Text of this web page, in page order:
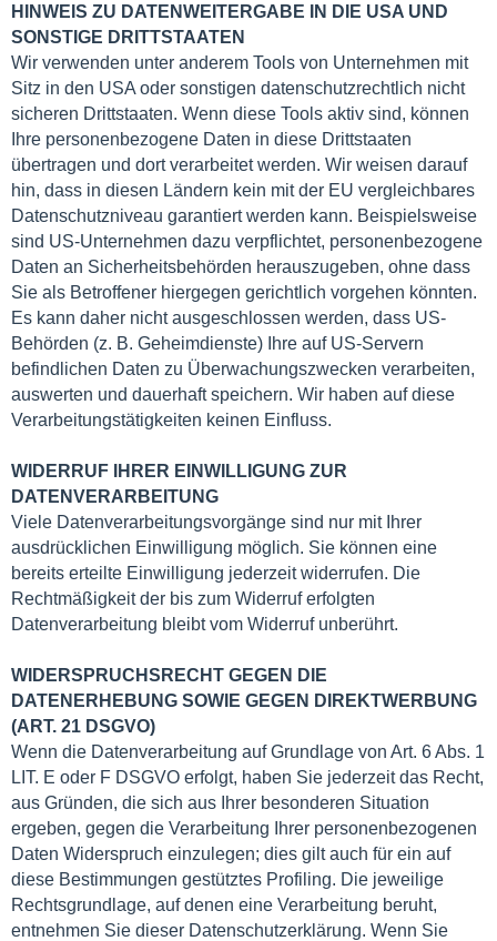
HINWEIS ZU DATENWEITERGABE IN DIE USA UND
SONSTIGE DRITTSTAATEN
Wir verwenden unter anderem Tools von Unternehmen mit
Sitz in den USA oder sonstigen datenschutzrechtlich nicht
sicheren Drittstaaten. Wenn diese Tools aktiv sind, können
Ihre personenbezogene Daten in diese Drittstaaten
übertragen und dort verarbeitet werden. Wir weisen darauf
hin, dass in diesen Ländern kein mit der EU vergleichbares
Datenschutzniveau garantiert werden kann. Beispielsweise
sind US-Unternehmen dazu verpflichtet, personenbezogene
Daten an Sicherheitsbehörden herauszugeben, ohne dass
Sie als Betroffener hiergegen gerichtlich vorgehen könnten.
Es kann daher nicht ausgeschlossen werden, dass US-
Behörden (z. B. Geheimdienste) Ihre auf US-Servern
befindlichen Daten zu Überwachungszwecken verarbeiten,
auswerten und dauerhaft speichern. Wir haben auf diese
Verarbeitungstätigkeiten keinen Einfluss.
WIDERRUF IHRER EINWILLIGUNG ZUR
DATENVERARBEITUNG
Viele Datenverarbeitungsvorgänge sind nur mit Ihrer
ausdrücklichen Einwilligung möglich. Sie können eine
bereits erteilte Einwilligung jederzeit widerrufen. Die
Rechtmäßigkeit der bis zum Widerruf erfolgten
Datenverarbeitung bleibt vom Widerruf unberührt.
WIDERSPRUCHSRECHT GEGEN DIE
DATENERHEBUNG SOWIE GEGEN DIREKTWERBUNG
(ART. 21 DSGVO)
Wenn die Datenverarbeitung auf Grundlage von Art. 6 Abs. 1
LIT. E oder F DSGVO erfolgt, haben Sie jederzeit das Recht,
aus Gründen, die sich aus Ihrer besonderen Situation
ergeben, gegen die Verarbeitung Ihrer personenbezogenen
Daten Widerspruch einzulegen; dies gilt auch für ein auf
diese Bestimmungen gestütztes Profiling. Die jeweilige
Rechtsgrundlage, auf denen eine Verarbeitung beruht,
entnehmen Sie dieser Datenschutzerklärung. Wenn Sie